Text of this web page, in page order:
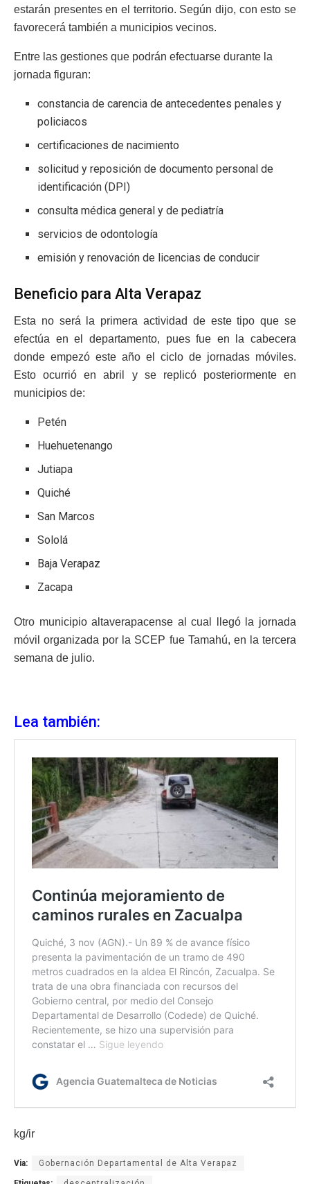
estarán presentes en el territorio. Según dijo, con esto se
favorecerá también a municipios vecinos.
Entre las gestiones que podrán efectuarse durante la
jornada figuran:
constancia de carencia de antecedentes penales y
policiacos
certificaciones de nacimiento
solicitud y reposición de documento personal de
identificación (DPI)
consulta médica general y de pediatría
servicios de odontología
emisión y renovación de licencias de conducir
Beneficio para Alta Verapaz
Esta no será la primera actividad de este tipo que se
efectúa en el departamento, pues fue en la cabecera
donde empezó este año el ciclo de jornadas móviles.
Esto ocurrió en abril y se replicó posteriormente en
municipios de:
Petén
Huehuetenango
Jutiapa
Quiché
San Marcos
Sololá
Baja Verapaz
Zacapa
Otro municipio altaverapacense al cual llegó la jornada
móvil organizada por la SCEP fue Tamahú, en la tercera
semana de julio.
Lea también:
kg/ir
Via: Gobernación Departamental de Alta Verapaz